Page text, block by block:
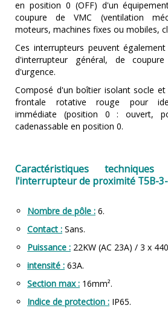
en position 0 (OFF) d'un
coupure de VMC (ventilation
moteurs, machines fixes ou mobiles,
Ces interrupteurs peuvent
d'interrupteur général, de
d'urgence.
Composé d'un boîtier isolant socle
frontale rotative rouge pour
immédiate (position 0 : ouvert,
cadenassable en position 0.
Caractéristiques
l'interrupteur de proximité T5B-3-
Nombre de pôle : 6.
Contact : Sans.
Puissance : 22KW (AC 23A) / 3 x
intensité : 63A.
Section max : 16mm².
Indice de protection : IP65.